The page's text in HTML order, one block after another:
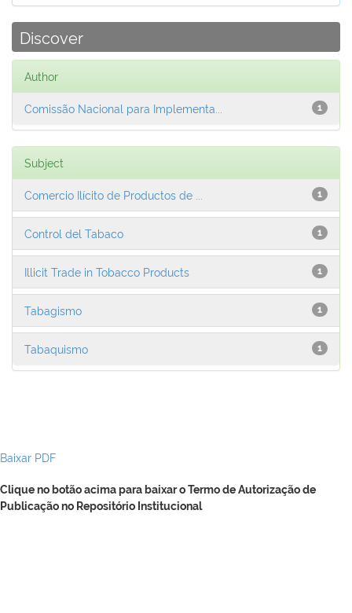
Discover
Author
1
Comissão Nacional para Implementa...
Subject
1
Comercio Ilícito de Productos de ...
1
Control del Tabaco
1
Illicit Trade in Tobacco Products
1
Tabagismo
1
Tabaquismo
Baixar PDF
Clique no botão acima para baixar o Termo de Autorização de
Publicação no Repositório Institucional